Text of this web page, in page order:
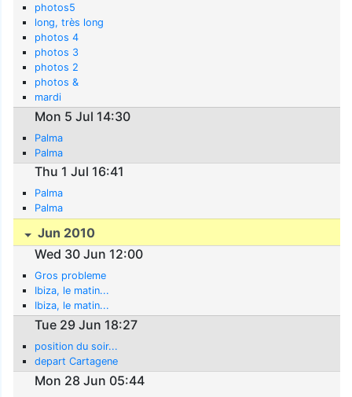
photos5
long, très long
photos 4
photos 3
photos 2
photos &
mardi
Mon 5 Jul 14:30
Palma
Palma
Thu 1 Jul 16:41
Palma
Palma
Jun 2010
Wed 30 Jun 12:00
Gros probleme
Ibiza, le matin...
Ibiza, le matin...
Tue 29 Jun 18:27
position du soir...
depart Cartagene
Mon 28 Jun 05:44